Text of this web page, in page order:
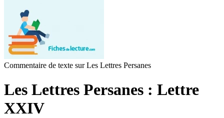
Commentaire de texte sur Les Lettres Persanes
Les Lettres Persanes : Lettre
XXIV